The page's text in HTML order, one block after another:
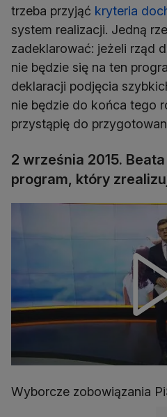
trzeba przyjąć kryteria
system realizacji. Jedną
zadeklarować: jeżeli rząd
nie będzie się na ten
deklaracji podjęcia
nie będzie do końca tego
przystąpię do
2 września 2015.
program, który
Wyborcze zobowiązania